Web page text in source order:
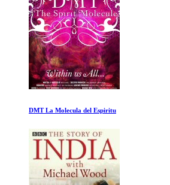
Roadrunner: Un Film sobre Anthony Bourdain